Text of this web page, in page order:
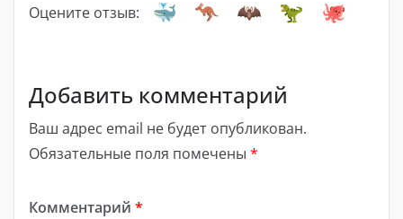
Оцените отзыв:
Добавить комментарий
Ваш адрес email не будет опубликован.
Обязательные поля помечены *
Комментарий *